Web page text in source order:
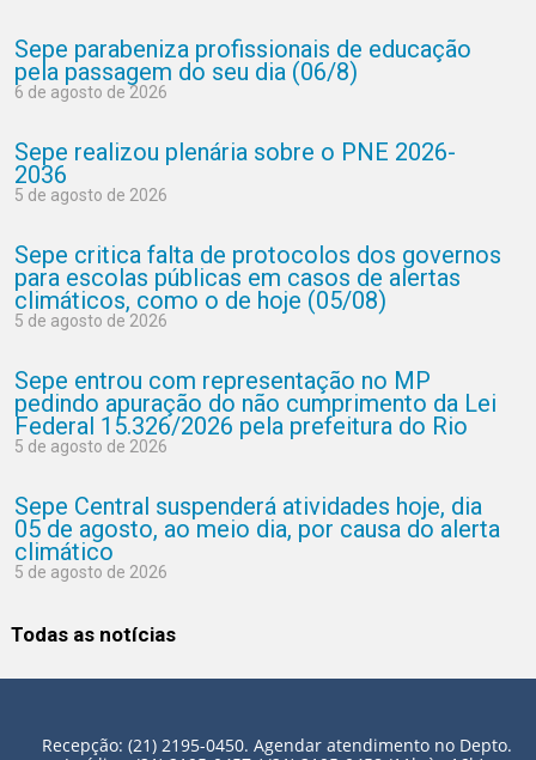
Sepe parabeniza profissionais de educação
pela passagem do seu dia (06/8)
6 de agosto de 2026
Sepe realizou plenária sobre o PNE 2026-
2036
5 de agosto de 2026
Sepe critica falta de protocolos dos governos
para escolas públicas em casos de alertas
climáticos, como o de hoje (05/08)
5 de agosto de 2026
Sepe entrou com representação no MP
pedindo apuração do não cumprimento da Lei
Federal 15.326/2026 pela prefeitura do Rio
5 de agosto de 2026
Sepe Central suspenderá atividades hoje, dia
05 de agosto, ao meio dia, por causa do alerta
climático
5 de agosto de 2026
Todas as notícias
Recepção: (21) 2195-0450. Agendar atendimento no Depto.